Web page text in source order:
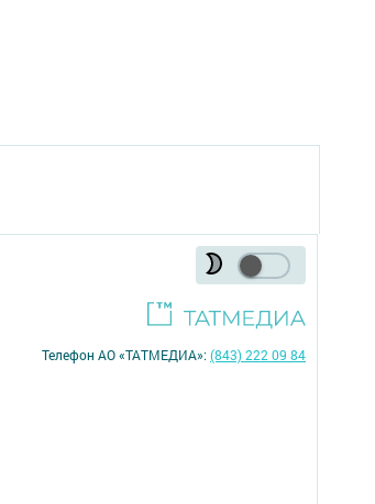
Телефон АО «ТАТМЕДИА»:(843) 222 09 84